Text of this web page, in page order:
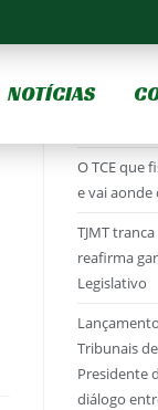
NOTÍCIAS
O TCE que
e vai aonde
TJMT
reafirma
Legislativo
Tribunais
Presidente
diálogo